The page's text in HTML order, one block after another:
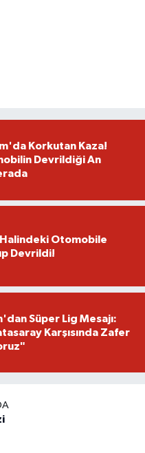
Korkutan Kaza!
Devrildiği An
Otomobile
Devrildi!
Süper Lig Mesajı:
Karşısında Zafer